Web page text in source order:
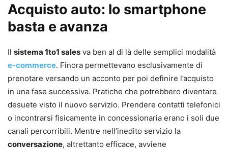
Acquisto auto: lo smartphone
basta e avanza
Il sistema 1to1 sales va ben al di là delle semplici modalità
e-commerce. Finora permettevano esclusivamente di
prenotare versando un acconto per poi definire l’acquisto
in una fase successiva. Pratiche che potrebbero diventare
desuete visto il nuovo servizio. Prendere contatti telefonici
o incontrarsi fisicamente in concessionaria erano i soli due
canali percorribili. Mentre nell’inedito servizio la
conversazione, altrettanto efficace, avviene